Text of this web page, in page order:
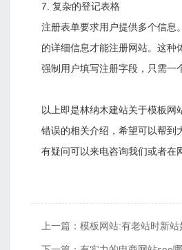
7. 复杂的登记表格
注册表单要求用户提供多个信息
的详细信息才能注册网站。这种
强制用户填写注册字段，只需一
以上即是林纳木建站关于模板网
错误的相关介绍，希望可以帮到
有疑问可以来电咨询我们或者在
上一篇： 模板网站:有老站时新站